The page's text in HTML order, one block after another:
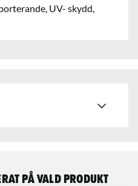
UV- skydd,
på vald produkt